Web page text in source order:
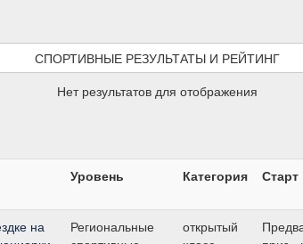
СПОРТИВНЫЕ РЕЗУЛЬТАТЫ И РЕЙТИНГ
Нет результатов для отображения
Уровень Категория Старт
на
Региональные
открытый